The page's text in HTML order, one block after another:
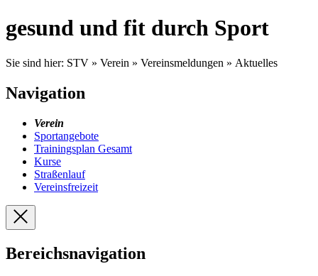
gesund und fit durch Sport
Sie sind hier: STV » Verein » Vereinsmeldungen » Aktuelles
Navigation
Verein
Sportangebote
Trainingsplan Gesamt
Kurse
Straßenlauf
Vereinsfreizeit
Bereichsnavigation